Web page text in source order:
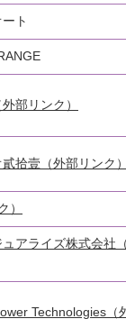
ト
部リンク）
拾壹（外部リンク）
）
アライズ株式会社
Technologies（